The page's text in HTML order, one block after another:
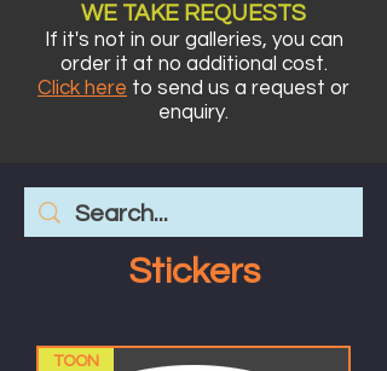
WE TAKE REQUESTS
If it's not in our galleries, you can
order it at no additional cost.
Click here to send us a request or
enquiry.
Stickers
TOON